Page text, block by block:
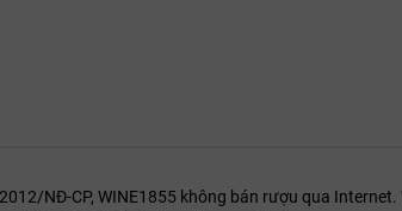
NĐ-CP, WINE1855 không bán rượu qua